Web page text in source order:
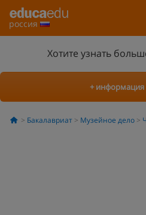
россия
Хотите узнать
+ информация
Бакалавриат Музейное дело